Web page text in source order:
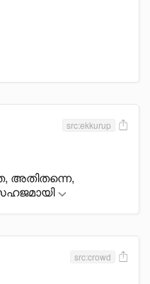
src:ekkurup
അതിതന്നെ,
src:crowd